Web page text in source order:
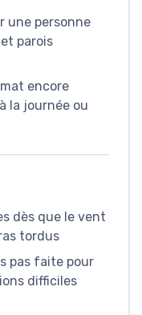
une personne
parois
encore
la journée ou
dès que le vent
tordus
pas faite pour
difficiles